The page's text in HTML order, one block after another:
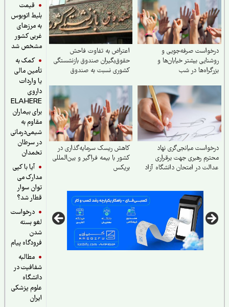
قیمت
بلیط اتوبوس
به مرزهای
غربی کشور
مشخص شد
کمک به
تأمین مالی
یا واردات
داروی
ELAHERE
برای بیماران
مقاوم به
شیمی‌درمانی
در سرطان
تخمدان
آیا با کپی
مدارک می
توان سوار
قطار شد؟
درخواست
لغو بسته
فرودگاه پیام
مطالبه
شفافیت در
دانشگاه
علوم پزشکی
صرفه‌جویی و
بیشتر خیابان‌ها و
در شب
اعتراض به تفاوت فاحش
حقوق‌بگیران صندوق بازنشستگی
کشوری نسبت به صندوق
میانجی‌گری نهاد
رهبری جهت برقراری
در امتحان دانشگاه آزاد
کاهش ریسک سرمایه‌گذاری در
کشور با بیمه فراگیر و بین‌المللی
بریکس